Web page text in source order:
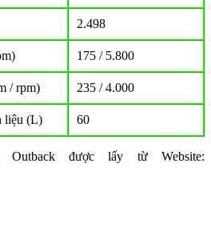
2.498
175 / 5.800
/ rpm) 235 / 4.000
liệu (L) 60
được lấy từ Website: